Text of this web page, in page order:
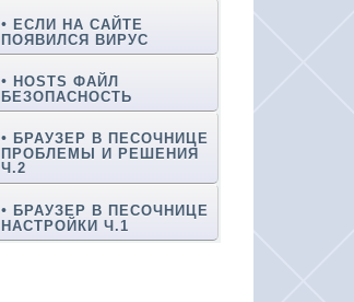
ЕСЛИ НА САЙТЕ
ПОЯВИЛСЯ ВИРУС
HOSTS ФАЙЛ
БЕЗОПАСНОСТЬ
БРАУЗЕР В ПЕСОЧНИЦЕ
ПРОБЛЕМЫ И РЕШЕНИЯ
Ч.2
БРАУЗЕР В ПЕСОЧНИЦЕ
НАСТРОЙКИ Ч.1